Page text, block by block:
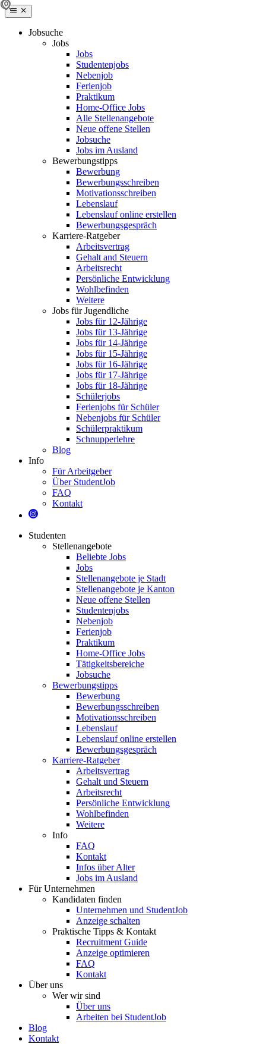
Jobsuche
Jobs
Jobs
Studentenjobs
Nebenjob
Ferienjob
Praktikum
Home-Office Jobs
Alle Stellenangebote
Neue offene Stellen
Jobsuche
Jobs im Ausland
Bewerbungstipps
Bewerbung
Bewerbungsschreiben
Motivationsschreiben
Lebenslauf
Lebenslauf online erstellen
Bewerbungsgespräch
Karriere-Ratgeber
Arbeitsvertrag
Gehalt and Steuern
Arbeitsrecht
Persönliche Entwicklung
Wohlbefinden
Weitere
Jobs für Jugendliche
Jobs für 12-Jährige
Jobs für 13-Jährige
Jobs für 14-Jährige
Jobs für 15-Jährige
Jobs für 16-Jährige
Jobs für 17-Jährige
Jobs für 18-Jährige
Schülerjobs
Ferienjobs für Schüler
Nebenjobs für Schüler
Schülerpraktikum
Schnupperlehre
Blog
Info
Für Arbeitgeber
Über StudentJob
FAQ
Kontakt
Studenten
Stellenangebote
Beliebte Jobs
Jobs
Stellenangebote je Stadt
Stellenangebote je Kanton
Neue offene Stellen
Studentenjobs
Nebenjob
Ferienjob
Praktikum
Home-Office Jobs
Tätigkeitsbereiche
Jobsuche
Bewerbungstipps
Bewerbung
Bewerbungsschreiben
Motivationsschreiben
Lebenslauf
Lebenslauf online erstellen
Bewerbungsgespräch
Karriere-Ratgeber
Arbeitsvertrag
Gehalt und Steuern
Arbeitsrecht
Persönliche Entwicklung
Wohlbefinden
Weitere
Info
FAQ
Kontakt
Infos über Alter
Jobs im Ausland
Für Unternehmen
Kandidaten finden
Unternehmen und StudentJob
Anzeige schalten
Praktische Tipps & Kontakt
Recruitment Guide
Anzeige optimieren
FAQ
Kontakt
Über uns
Wer wir sind
Über uns
Arbeiten bei StudentJob
Blog
Kontakt